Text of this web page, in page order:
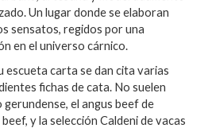
Un lugar donde se elaboran
sensatos, regidos por una
en el universo cárnico.
escueta carta se dan cita varias
fichas de cata. No suelen
el angus beef de
y la selección Caldeni de vacas